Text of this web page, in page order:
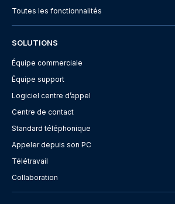
Toutes les fonctionnalités
SOLUTIONS
Équipe commerciale
Équipe support
Logiciel centre d’appel
Centre de contact
Standard téléphonique
Appeler depuis son PC
Télétravail
Collaboration